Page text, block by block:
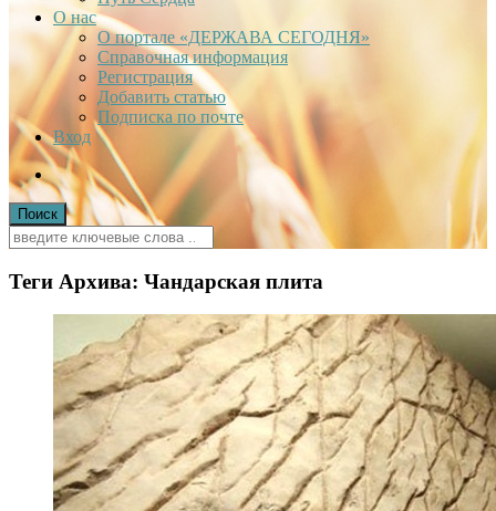
О нас
О портале «ДЕРЖАВА СЕГОДНЯ»
Справочная информация
Регистрация
Добавить статью
Подписка по почте
Вход
Теги Архива: Чандарская плита